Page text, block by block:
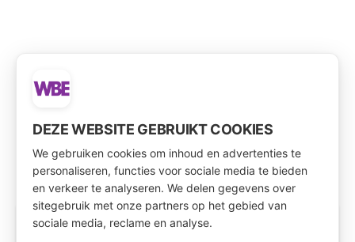
DEZE WEBSITE GEBRUIKT COOKIES
We gebruiken cookies om inhoud en advertenties te
personaliseren, functies voor sociale media te bieden
en verkeer te analyseren. We delen gegevens over
sitegebruik met onze partners op het gebied van
sociale media, reclame en analyse.